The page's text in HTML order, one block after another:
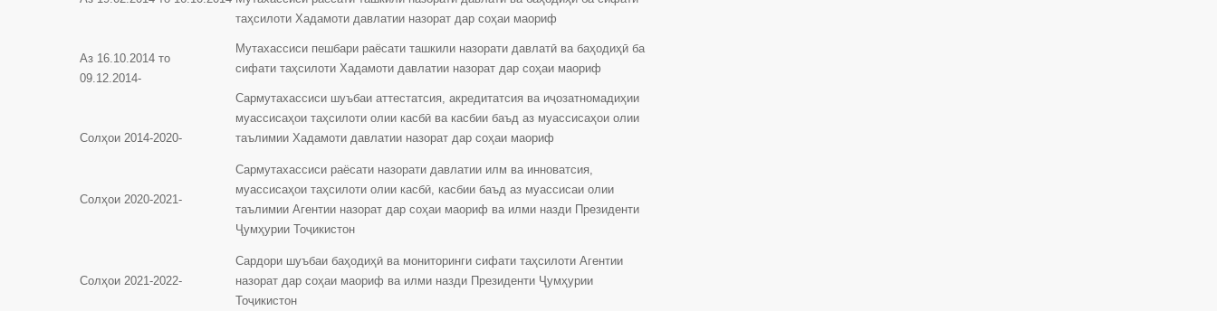
Аз 16.10.2014 то
09.12.2014-
Солҳои 2014-2020-
таҳсилоти Хадамоти давлатии назорат дар соҳаи маориф
Мутахассиси пешбари раёсати ташкили назорати давлатӣ ва баҳодиҳӣ ба
сифати таҳсилоти Хадамоти давлатии назорат дар соҳаи маориф
Сармутахассиси шуъбаи аттестатсия, акредитатсия ва иҷозатномадиҳии
муассисаҳои таҳсилоти олии касбӣ ва касбии баъд аз муассисаҳои олии
таълимии Хадамоти давлатии назорат дар соҳаи маориф
Солҳои 2020-2021-
Сармутахассиси раёсати назорати давлатии илм ва инноватсия,
муассисаҳои таҳсилоти олии касбӣ, касбии баъд аз муассисаи олии
таълимии Агентии назорат дар соҳаи маориф ва илми назди Президенти
Ҷумҳурии Тоҷикистон
Солҳои 2021-2022-
Сардори шуъбаи баҳодиҳӣ ва мониторинги сифати таҳсилоти Агентии
назорат дар соҳаи маориф ва илми назди Президенти Ҷумҳурии
Тоҷикистон